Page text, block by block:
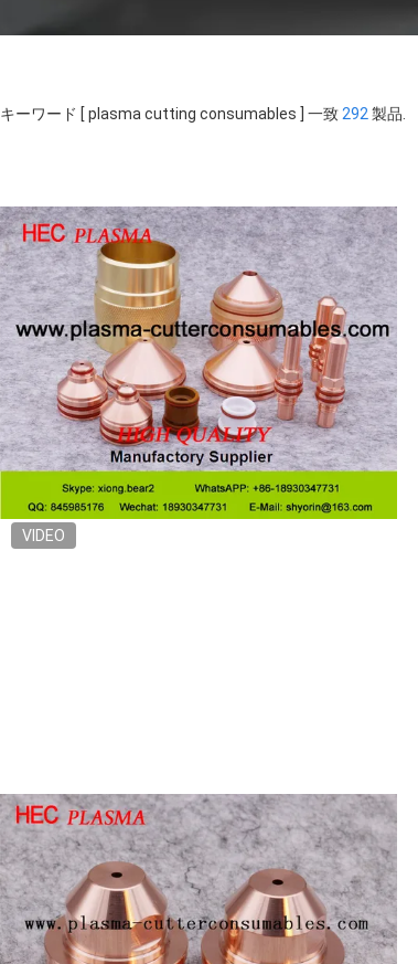
キーワード [ plasma cutting consumables ] 一致 292 製品.
VIDEO